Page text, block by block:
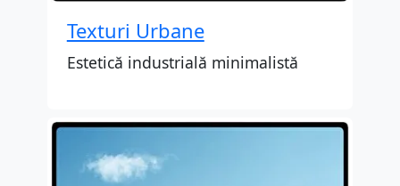
Texturi Urbane
Estetică industrială minimalistă